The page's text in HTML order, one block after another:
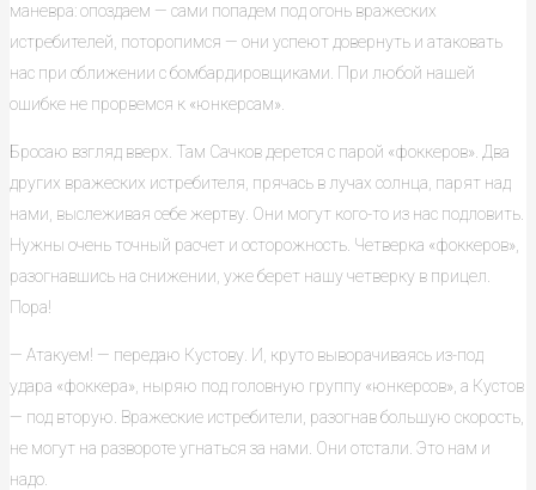
маневра: опоздаем — сами попадем под огонь вражеских
истребителей, поторопимся — они успеют довернуть и атаковать
нас при сближении с бомбардировщиками. При любой нашей
ошибке не прорвемся к «юнкерсам».
Бросаю взгляд вверх. Там Сачков дерется с парой «фоккеров». Два
других вражеских истребителя, прячась в лучах солнца, парят над
нами, выслеживая себе жертву. Они могут кого-то из нас подловить.
Нужны очень точный расчет и осторожность. Четверка «фоккеров»,
разогнавшись на снижении, уже берет нашу четверку в прицел.
Пора!
— Атакуем! — передаю Кустову. И, круто выворачиваясь из-под
удара «фоккера», ныряю под головную группу «юнкерсов», а Кустов
— под вторую. Вражеские истребители, разогнав большую скорость,
не могут на развороте угнаться за нами. Они отстали. Это нам и
надо.